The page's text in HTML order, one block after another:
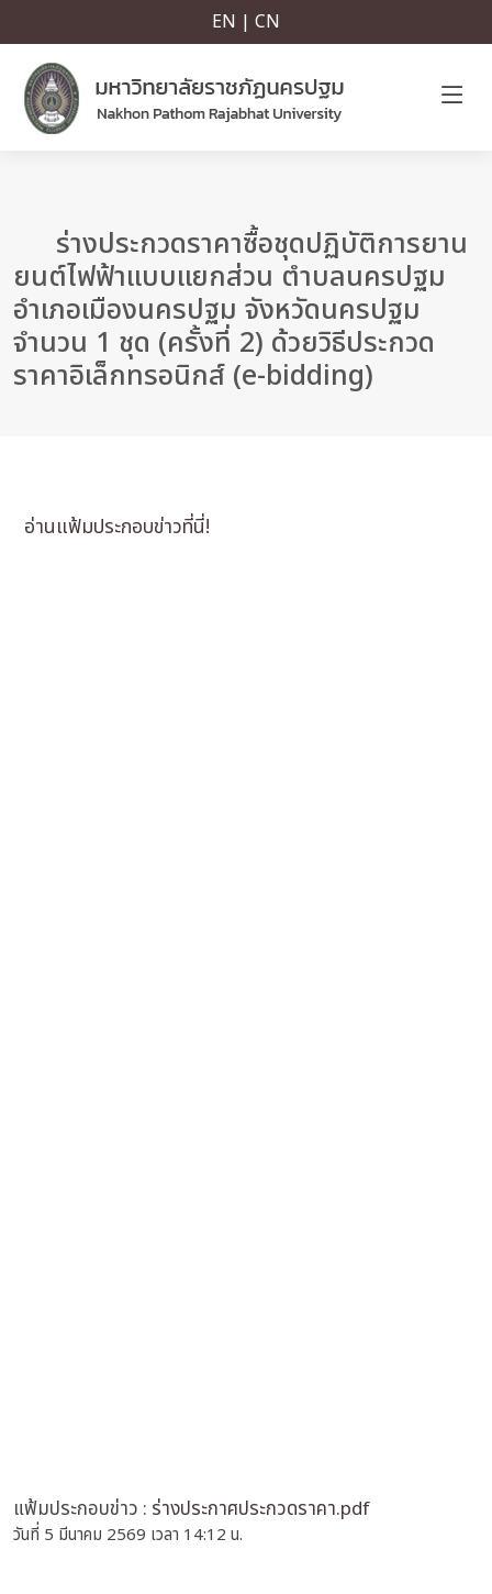
EN | CN
ร่างประกวดราคาซื้อชุดปฏิบัติการยาน
ยนต์ไฟฟ้าแบบแยกส่วน ตำบลนครปฐม
อำเภอเมืองนครปฐม จังหวัดนครปฐม
จำนวน 1 ชุด (ครั้งที่ 2) ด้วยวิธีประกวด
ราคาอิเล็กทรอนิกส์ (e-bidding)
อ่านแฟ้มประกอบข่าวที่นี่!
แฟ้มประกอบข่าว : ร่างประกาศประกวดราคา.pdf
วันที่ 5 มีนาคม 2569 เวลา 14:12 น.